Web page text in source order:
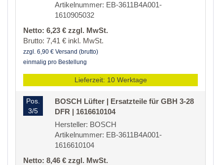
Artikelnummer: EB-3611B4A001-
1610905032
Netto: 6,23 € zzgl. MwSt.
Brutto: 7,41 € inkl. MwSt.
zzgl. 6,90 € Versand (brutto)
einmalig pro Bestellung
Lieferzeit: 10 Werktage
Pos.
3/5
BOSCH Lüfter | Ersatzteile für GBH 3-28
DFR | 1616610104
Hersteller: BOSCH
Artikelnummer: EB-3611B4A001-
1616610104
Netto: 8,46 € zzgl. MwSt.